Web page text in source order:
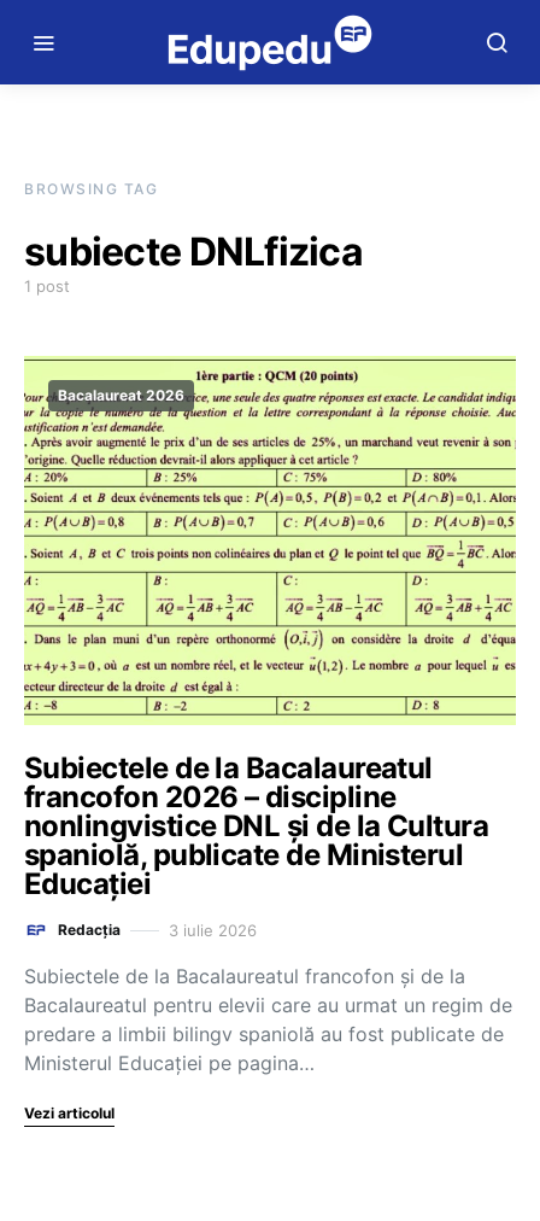
BROWSING TAG
subiecte DNLfizica
1 post
Bacalaureat 2026
Subiectele de la Bacalaureatul
francofon 2026 – discipline
nonlingvistice DNL și de la Cultura
spaniolă, publicate de Ministerul
Educației
Redacția 3 iulie 2026
Subiectele de la Bacalaureatul francofon și de la
Bacalaureatul pentru elevii care au urmat un regim de
predare a limbii bilingv spaniolă au fost publicate de
Ministerul Educației pe pagina…
Vezi articolul